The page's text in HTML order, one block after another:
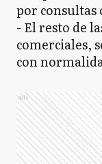
por consultas
- El resto de
comerciales,
con
Ads